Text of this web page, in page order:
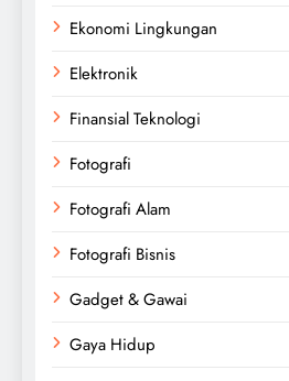
Ekonomi Lingkungan
Elektronik
Finansial Teknologi
Fotografi
Fotografi Alam
Fotografi Bisnis
Gadget & Gawai
Gaya Hidup